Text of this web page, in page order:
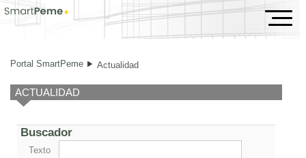
Actualidad
Portal SmartPeme Actualidad
ACTUALIDAD
Buscador
Texto